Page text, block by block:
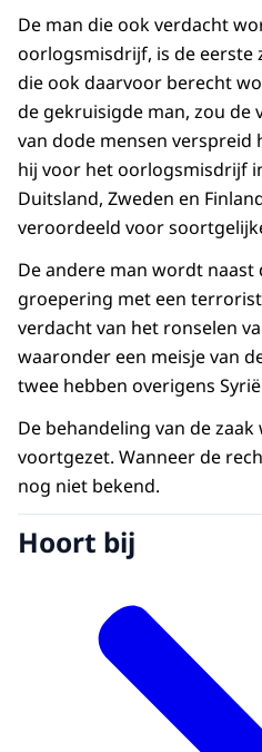
De man die ook verdacht
oorlogsmisdrijf, is de
die ook daarvoor berecht
de gekruisigde man, zou de
van dode mensen verspreid
hij voor het oorlogsmisdrijf
Duitsland, Zweden en
veroordeeld voor
De andere man wordt naast
groepering met een
verdacht van het ronselen
waaronder een meisje van
twee hebben overigens
De behandeling van de
voortgezet. Wanneer de
nog niet bekend.
Hoort bij